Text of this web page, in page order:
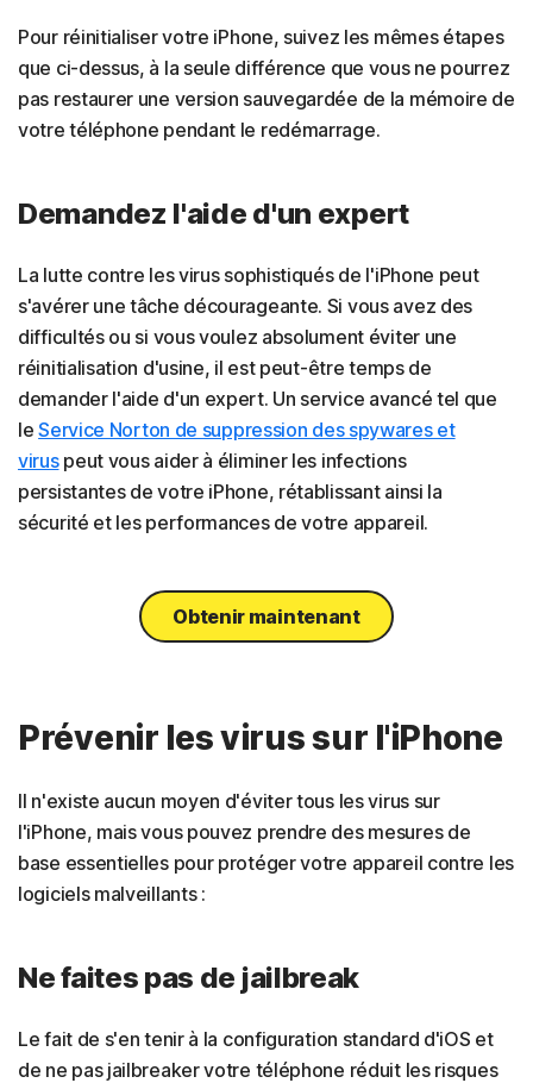
Pour réinitialiser votre iPhone, suivez les mêmes étapes
que ci-dessus, à la seule différence que vous ne pourrez
pas restaurer une version sauvegardée de la mémoire de
votre téléphone pendant le redémarrage.
Demandez l'aide d'un expert
La lutte contre les virus sophistiqués de l'iPhone peut
s'avérer une tâche décourageante. Si vous avez des
difficultés ou si vous voulez absolument éviter une
réinitialisation d'usine, il est peut-être temps de
demander l'aide d'un expert. Un service avancé tel que
leService Norton de suppression des spywares et
viruspeut vous aider à éliminer les infections
persistantes de votre iPhone, rétablissant ainsi la
sécurité et les performances de votre appareil.
Obtenir maintenant
Prévenir les virus sur l'iPhone
Il n'existe aucun moyen d'éviter tous les virus sur
l'iPhone, mais vous pouvez prendre des mesures de
base essentielles pour protéger votre appareil contre les
logiciels malveillants :
Ne faites pas de jailbreak
Le fait de s'en tenir à la configuration standard d'iOS et
de ne pas jailbreaker votre téléphone réduit les risques